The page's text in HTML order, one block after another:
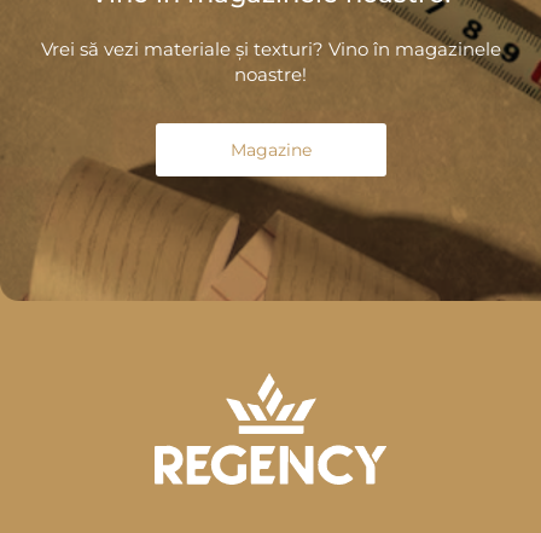
Vrei să vezi materiale și texturi? Vino în magazinele
noastre!
Magazine